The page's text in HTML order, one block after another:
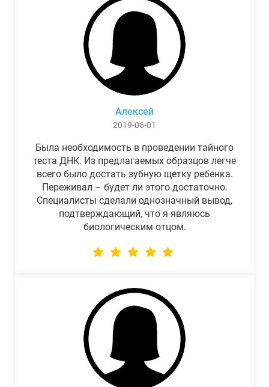
Алексей
2019-06-01
Была необходимость в проведении тайного
теста ДНК. Из предлагаемых образцов легче
всего было достать зубную щетку ребенка.
Переживал – будет ли этого достаточно.
Специалисты сделали однозначный вывод,
подтверждающий, что я являюсь
биологическим отцом.